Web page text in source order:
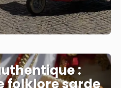
:
folklore sarde